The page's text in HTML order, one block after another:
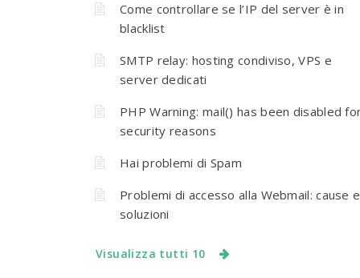
Come controllare se l’IP del server è in
blacklist
SMTP relay: hosting condiviso, VPS e
server dedicati
PHP Warning: mail() has been disabled
security reasons
Hai problemi di Spam
Problemi di accesso alla Webmail: cause e
soluzioni
Visualizza tutti 10